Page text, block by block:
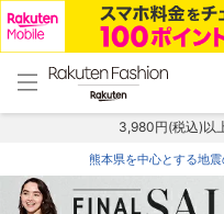
menu home
トップ
3,980円(税込)以
熊本県を中心とする地